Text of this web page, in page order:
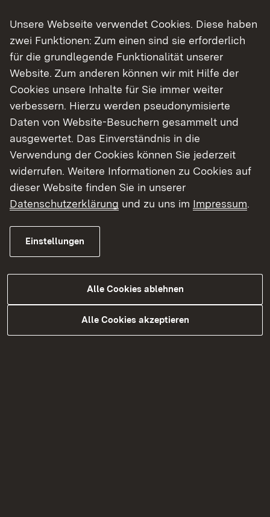
Studiengangsuche schnell den passenden
Studienplatz. Außerdem gibt's eine Schritt-für-
Schritt-Anleitung zu deinem Traum-Studium.
Finde dein Studium in Baden-Württemberg
Unsere Webseite verwendet Cookies. Diese haben
zwei Funktionen: Zum einen sind sie erforderlich
für die grundlegende Funktionalität unserer
Website. Zum anderen können wir mit Hilfe der
Cookies unsere Inhalte für Sie immer weiter
verbessern. Hierzu werden pseudonymisierte
Daten von Website-Besuchern gesammelt und
ausgewertet. Das Einverständnis in die
Verwendung der Cookies können Sie jederzeit
widerrufen. Weitere Informationen zu Cookies auf
dieser Website finden Sie in unserer
Datenschutzerklärung und zu uns im Impressum.
Einstellungen
Alle Cookies ablehnen
Alle Cookies akzeptieren